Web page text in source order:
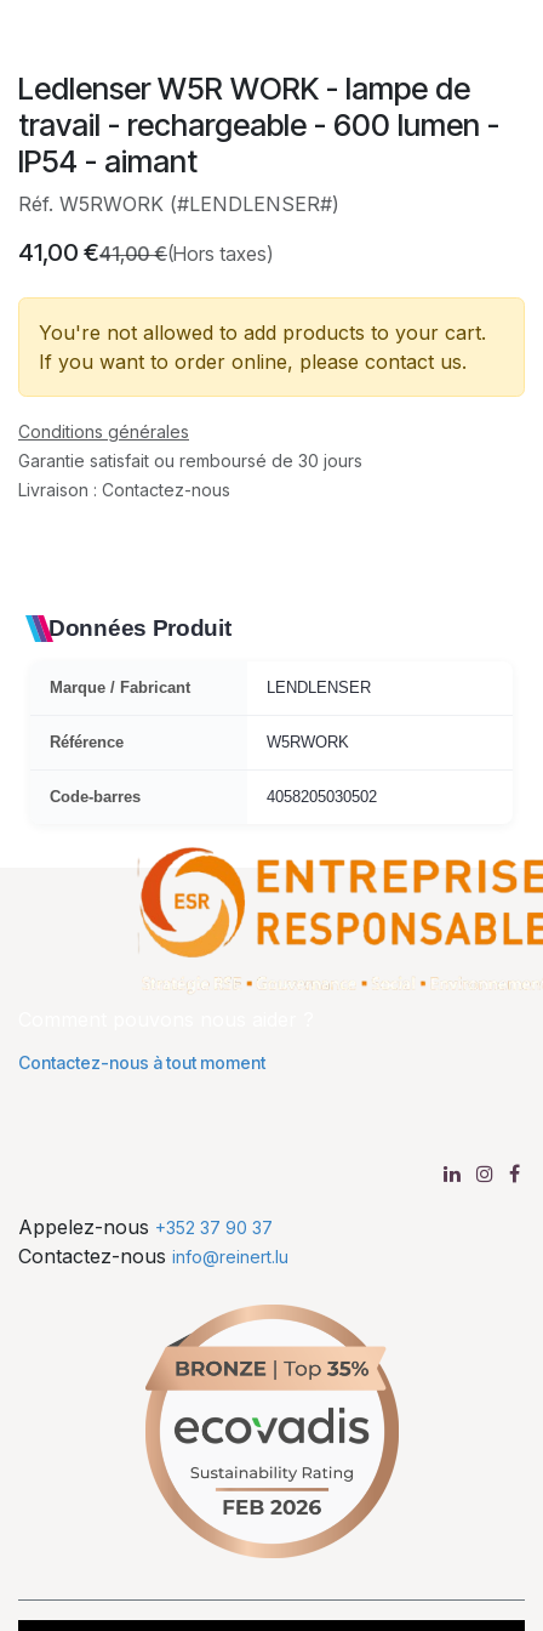
Ledlenser W5R WORK - lampe de
travail - rechargeable - 600 lumen -
IP54 - aimant
Réf. W5RWORK (#LENDLENSER#)
41,00 €41,00€(Hors taxes)
You're not allowed to add products to your cart.
If you want to order online, please contact us.
Conditions générales
Garantie satisfait ou remboursé de 30 jours
Livraison : Contactez-nous
Données Produit
Marque / Fabricant LENDLENSER
Référence W5RWORK
Code-barres 4058205030502
Contactez-nous à tout moment
Appelez-nous +352 37 90 37
Contactez-nous info@reinert.lu